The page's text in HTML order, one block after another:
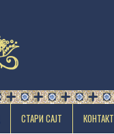
СТАРИ САЈТ КОНТАКТ